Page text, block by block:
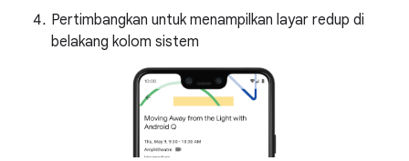
Pertimbangkan untuk menampilkan layar redup di
belakang kolom sistem